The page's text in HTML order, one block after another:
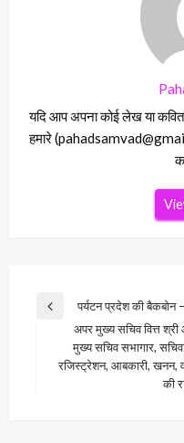
यदि आप अपना कोई लेख या
हमारे
Post
navigation
Previous
पर्यटन प्रदेश की बैकबोन
Next
अपर मुख्य सचिव वित्त श्री
मुख्य सचिव सभागार,
रजिस्ट्रेशन, आबकारी, खनन,
की